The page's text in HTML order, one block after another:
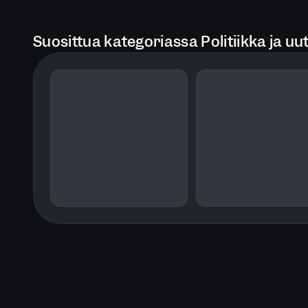
Suosittua kategoriassa Politiikka ja